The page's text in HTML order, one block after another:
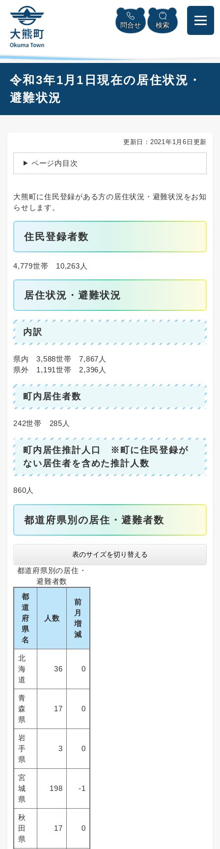
頭
メニューを飛ばして本文へ
問合せ 検索
令和3年1月1日現在の居住状況・
避難状況
更新日：2021年1月6日更新
ページ内目次
大熊町に住民登録がある方の居住状況・避難状況をお知
らせします。
住民登録者数
4,779世帯 10,263人
居住状況・避難状況
内訳
県内 3,588世帯 7,867人
県外 1,191世帯 2,396人
町内居住者数
242世帯 285人
町内居住推計人口 ※町に住民登録が
ない居住者を含めた推計人数
860人
都道府県別の居住・避難者数
表のサイズを切り替える
都道府県別の居住・
避難者数
都
道
府
県
名
人数
前
月
増
減
北
海
道
36 0
青
森
県
17 0
岩
手
県
3 0
宮
城
県
198 -1
秋
田
県
17 0